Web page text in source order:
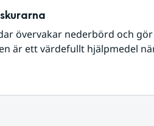
övervakar nederbörd och
är ett värdefullt hjälpmedel